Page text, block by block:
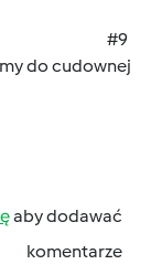
#9
do cudownej
aby dodawać
komentarze